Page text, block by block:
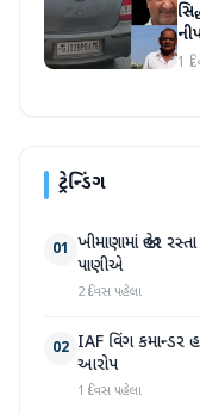
1
ટ્રેન્ડિંગ
01 ખીમાણામાં જાહેર
પાણીએ
2 દિવસ પહેલા
02 IAF વિંગ કમાન્ડર
આરોપ
1 દિવસ પહેલા